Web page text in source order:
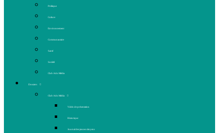
Politique
Culture
Environnement
Communautaire
Santé
Société
Club Ado Média
Dossiers
Club Ado Média
Vidéo de présentation
Historique
Journal des jeunes citoyens